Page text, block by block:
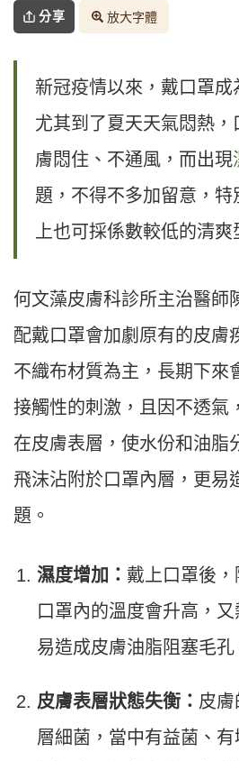
分享 放大字體
新冠疫情以來，戴口罩成
尤其到了夏天天氣悶熱
膚悶住、不通風，而出現
題，不得不多加留意，特
上也可採係數較低的清爽
何文藻皮膚科診所主治醫師
配戴口罩會加劇原有的皮膚
不織布材質為主，長期下來
接觸性的刺激，且因不透氣
在皮膚表層，使水份和油脂
飛沫沾附於口罩內層，更易
題。
濕度增加： 戴上口罩後，
口罩內的溫度會升高，
易造成皮膚油脂阻塞毛孔
皮膚表層狀態失衡： 皮
層細菌，當中有益菌、